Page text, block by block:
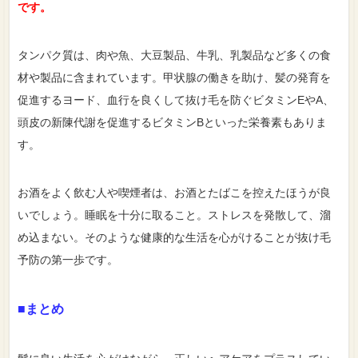
です。
タンパク質は、肉や魚、大豆製品、牛乳、乳製品など多くの食
材や製品に含まれています。甲状腺の働きを助け、髪の発育を
促進するヨード、血行を良くして抜け毛を防ぐビタミンEやA、
頭皮の新陳代謝を促進するビタミンBといった栄養素もありま
す。
お酒をよく飲む人や喫煙者は、お酒とたばこを控えたほうが良
いでしょう。睡眠を十分に取ること。ストレスを発散して、溜
め込まない。そのような健康的な生活を心がけることが抜け毛
予防の第一歩です。
■まとめ